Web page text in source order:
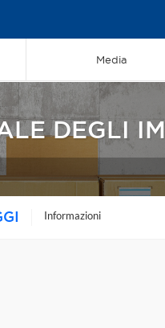
Media
DEGLI
Informazioni